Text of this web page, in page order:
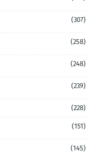
(307)
(258)
(248)
(239)
(228)
(151)
(145)